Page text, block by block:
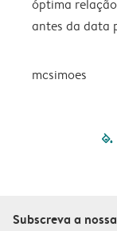
óptima
antes da data
mcsimoes
Subscreva a